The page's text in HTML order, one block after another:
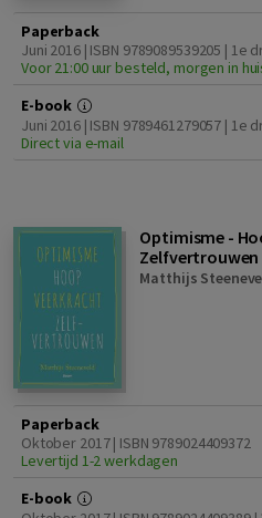
Paperback
Juni 2016 | ISBN 9789089539205 | 1e
Voor 21:00 uur besteld, morgen in
E-book
Juni 2016 | ISBN 9789461279057 | 1e
Direct via e-mail
Optimisme -
Zelfvertrouwen
Matthijs
Paperback
Oktober 2017 | ISBN 9789024409372
Levertijd 1-2 werkdagen
E-book